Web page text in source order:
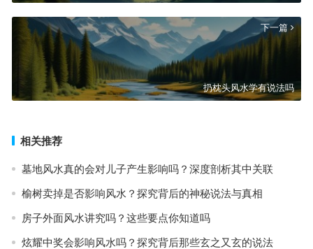
下一篇
扔枕头风水学有说法吗
相关推荐
墓地风水真的会对儿子产生影响吗？深度剖析其中关联
榆树卖掉是否影响风水？探究背后的神秘说法与真相
房子外面风水讲究吗？这些要点你知道吗
炫耀中奖会影响风水吗？探究背后那些玄之又玄的说法